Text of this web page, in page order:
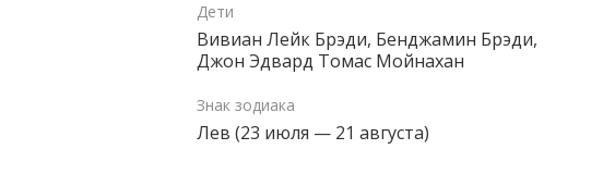
Дети
Вивиан Лейк Брэди, Бенджамин Брэди,
Джон Эдвард Томас Мойнахан
Знак зодиака
Лев (23 июля — 21 августа)